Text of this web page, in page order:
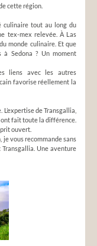
cette région.
culinaire tout au long du
tex-mex relevée. À Las
monde culinaire. Et que
Sedona ? Un moment
liens avec les autres
favorise réellement la
de Transgallia,
ont fait toute la différence.
ouvert.
je vous recommande sans
Une aventure